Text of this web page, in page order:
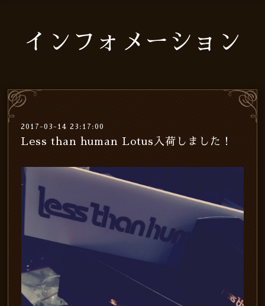
インフォメーション
2017-03-14 23:17:00
Less than human Lotus入荷しました！